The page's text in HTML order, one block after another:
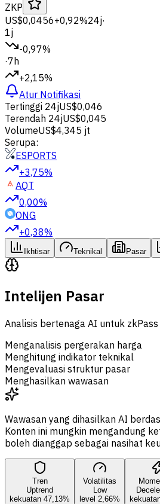
ZKP
US$0,0456+0,92%24j·
1j
-0,97%
·7h
+2,15%
Atur Notifikasi
Tertinggi 24jUS$0,046
Terendah 24jUS$0,045
VolumeUS$4,345 jt
Serupa:
ESPORTS
+3,75%
AQT
0,00%
ONG
+0,38%
Ikhtisar Teknikal Pasar
Intelijen Pasar
Analisis bertenaga AI untuk zkPass
Menganalisis pergerakan harga
Menghitung indikator teknikal
Mengevaluasi struktur pasar
Menghasilkan wawasan
Wawasan yang dihasilkan AI
Konten ini mungkin mengandung
boleh dianggap sebagai nasihat
Tren
Uptrend
kekuatan 47,13%
Volatilitas
Low
level 2,66%